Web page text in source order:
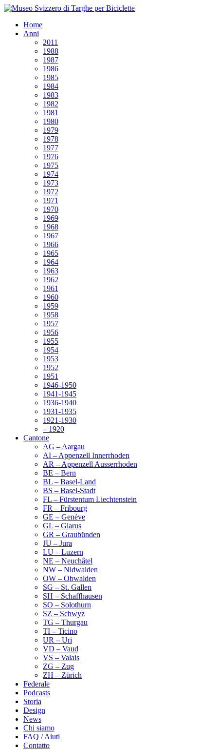
Home
Anni
2011
1988
1987
1986
1985
1984
1983
1982
1981
1980
1979
1978
1977
1976
1975
1974
1973
1972
1971
1970
1969
1968
1967
1966
1965
1964
1963
1962
1961
1960
1959
1958
1957
1956
1955
1954
1953
1952
1951
1946-1950
1941-1945
1936-1940
1931-1935
1921-1930
– 1920
Cantone
AG – Aargau
AI – Appenzell Innerrhoden
AR – Appenzell Ausserrhoden
BE – Bern
BL – Basel-Land
BS – Basel-Stadt
FL – Fürstentum Liechtenstein
FR – Fribourg
GE – Genève
GL – Glarus
GR – Graubünden
JU – Jura
LU – Luzern
NE – Neuchâtel
NW – Nidwalden
OW – Obwalden
SG – St. Gallen
SH – Schaffhausen
SO – Solothurn
SZ – Schwyz
TG – Thurgau
TI – Ticino
UR – Uri
VD – Vaud
VS – Valais
ZG – Zug
ZH – Zürich
Federale
Podcasts
Storia
Design
News
Chi siamo
FAQ / Aiuti
Contatto